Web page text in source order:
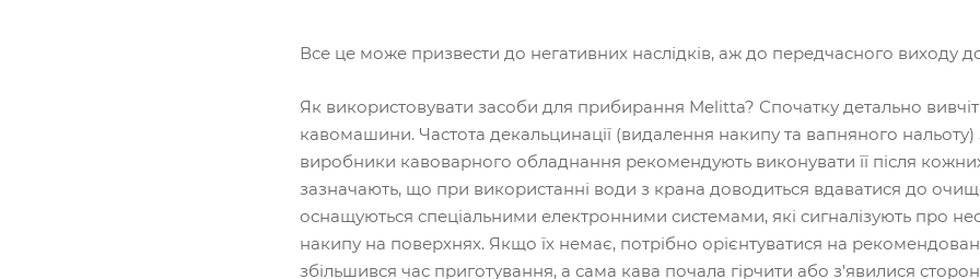
Все це може призвести до негативних наслідків, аж до передчасного виходу
Як використовувати засоби для прибирання Melitta? Спочатку детально
кавомашини. Частота декальцинації (видалення накипу та вапняного нальоту)
виробники кавоварного обладнання рекомендують виконувати її після
зазначають, що при використанні води з крана доводиться вдаватися до
оснащуються спеціальними електронними системами, які сигналізують про
накипу на поверхнях. Якщо їх немає, потрібно орієнтуватися на
збільшився час приготування, а сама кава почала гірчити або з'явилися